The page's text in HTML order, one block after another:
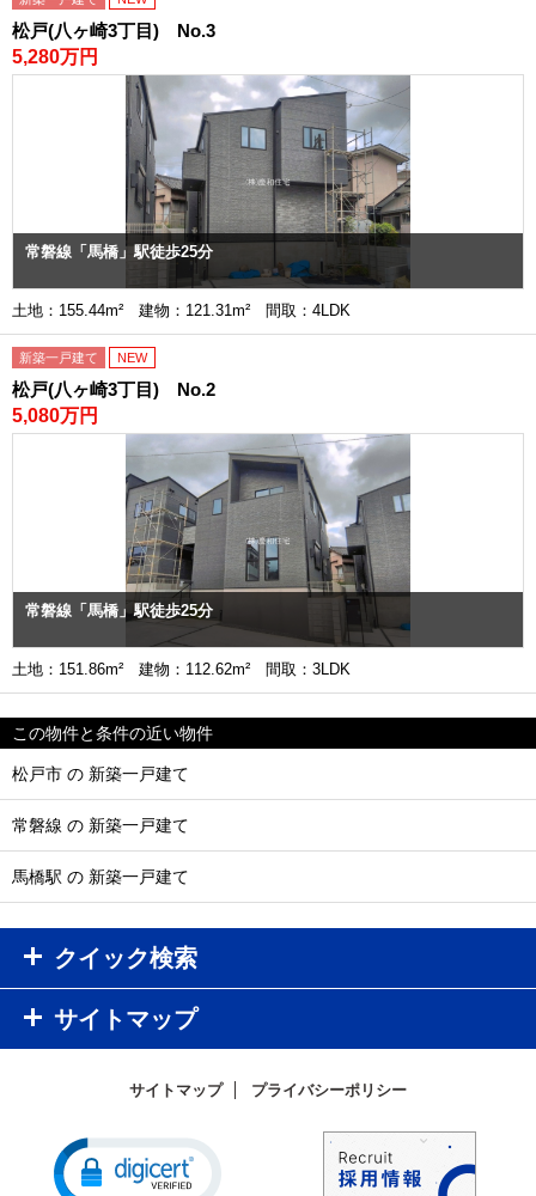
松戸(八ヶ崎3丁目) No.3
5,280万円
常磐線「馬橋」駅徒歩25分
土地：155.44m² 建物：121.31m² 間取：4LDK
新築一戸建て NEW
松戸(八ヶ崎3丁目) No.2
5,080万円
常磐線「馬橋」駅徒歩25分
土地：151.86m² 建物：112.62m² 間取：3LDK
この物件と条件の近い物件
松戸市 の 新築一戸建て
常磐線 の 新築一戸建て
馬橋駅 の 新築一戸建て
クイック検索
サイトマップ
サイトマップ プライバシーポリシー